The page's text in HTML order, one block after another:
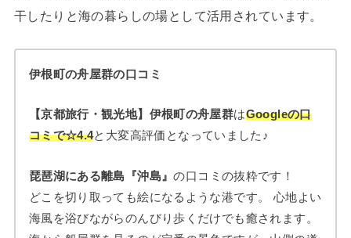
干したりと海の暮らしの場として活用されています。
伊根町の舟屋群の口コミ
【京都旅行・観光地】伊根町の舟屋群はGoogleの口
コミで☆4.4と大変高評価となっていました♪
琵琶湖にある離島『沖島』の口コミの抜粋です！
どこを切り取っても絵になるような港です。 心地よい
海風を浴びながらのんびり歩くだけでも癒されます。